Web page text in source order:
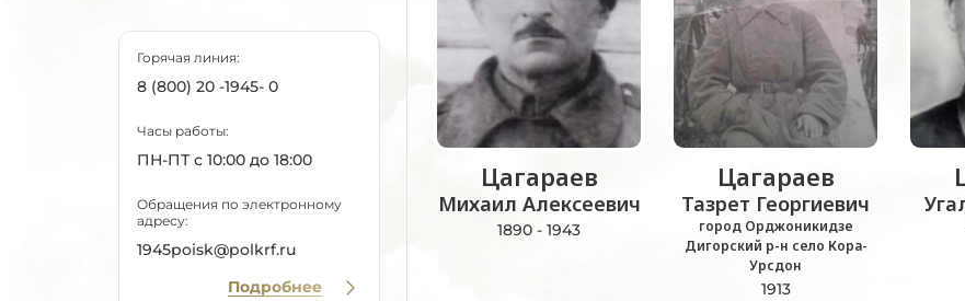
Горячая линия:
8 (800) 20 -1945- 0
Часы работы:
ПН-ПТ с 10:00 до 18:00
Обращения по электронному
адресу:
1945poisk@polkrf.ru
Подробнее
Цагараев
Михаил Алексеевич
1890 - 1943
Цагараев
Тазрет Георгиевич
город Орджоникидзе
Дигорский р-н село Кора-
Урсдон
1913